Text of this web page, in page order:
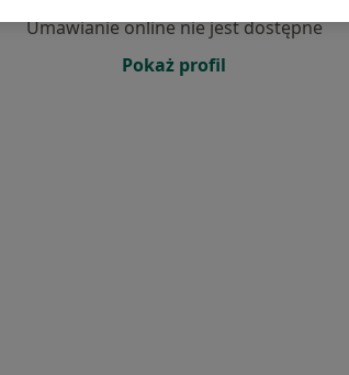
Umawianie online nie jest dostępne
Pokaż profil